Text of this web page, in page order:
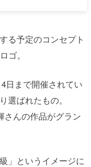
る予定のコンセプト
ゴ。
日まで開催されてい
選ばれたもの。
さんの作品がグラン
」というイメージに